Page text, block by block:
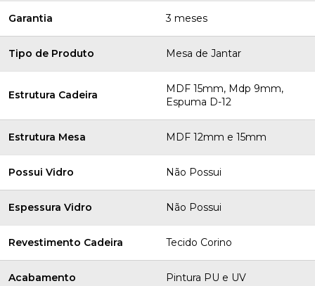
Garantia 3 meses
Tipo de Produto Mesa de Jantar
Estrutura Cadeira
MDF 15mm, Mdp 9mm,
Espuma D-12
Estrutura Mesa MDF 12mm e 15mm
Possui Vidro Não Possui
Espessura Vidro Não Possui
Revestimento Cadeira Tecido Corino
Acabamento Pintura PU e UV